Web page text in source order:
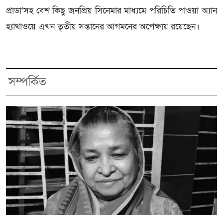
প্রাডা’সহ বেশ কিছু জনপ্রিয় সিনেমার মাধ্যমে পরিচিতি পাওয়া অ্যান
হ্যাথাওয়ে এখন তৃতীয় সন্তানের আগমনের অপেক্ষায় রয়েছেন।
সম্পর্কিত